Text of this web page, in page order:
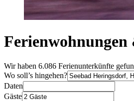
Ferienwohnungen
Wir haben 6.086 Ferienunterkünfte
Wo soll’s hingehen?
Daten
Gäste